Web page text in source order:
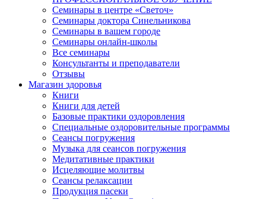
Семинары в центре «Светоч»
Семинары доктора Синельникова
Семинары в вашем городе
Семинары онлайн-школы
Все семинары
Консультанты и преподаватели
Отзывы
Магазин здоровья
Книги
Книги для детей
Базовые практики оздоровления
Специальные оздоровительные программы
Сеансы погружения
Музыка для сеансов погружения
Медитативные практики
Исцеляющие молитвы
Сеансы релаксации
Продукция пасеки